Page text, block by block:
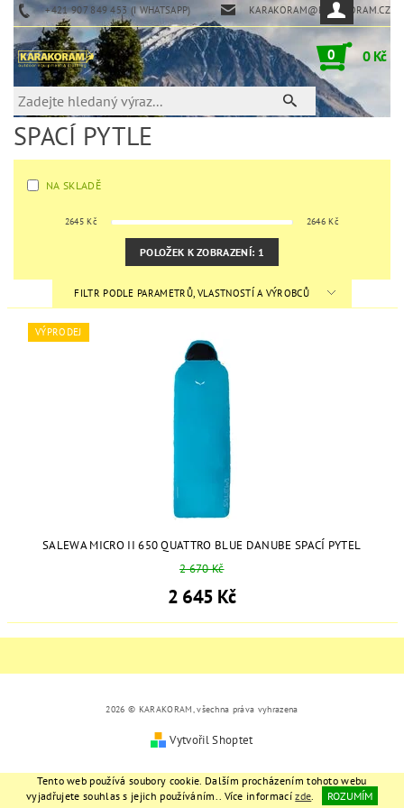
+421 907 849 453 (I WHATSAPP) KARAKORAM@KARAKORAM.CZ
0 0 Kč
SPACÍ PYTLE
NA SKLADĚ
2645 Kč 2646 Kč
POLOŽEK K ZOBRAZENÍ: 1
FILTR PODLE PARAMETRŮ, VLASTNOSTÍ A VÝROBCŮ
VÝPRODEJ
SALEWA MICRO II 650 QUATTRO BLUE DANUBE SPACÍ PYTEL
2 670 Kč
2 645 Kč
2026 © KARAKORAM, všechna práva vyhrazena
Vytvořil Shoptet
Tento web používá soubory cookie. Dalším procházením tohoto webu
vyjadřujete souhlas s jejich používáním.. Více informacízde. ROZUMÍM